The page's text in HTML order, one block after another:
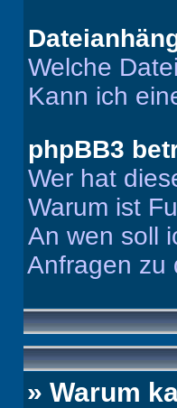
Welche
Kann ich
phpBB3
Wer hat
Warum ist
An wen soll
Anfragen zu
» Warum